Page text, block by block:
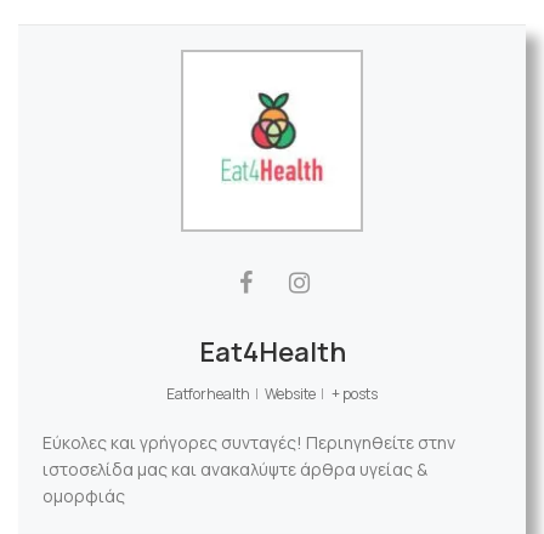
Eat4Health
Eatforhealth | Website | + posts
Εύκολες και γρήγορες συνταγές! Περιηγηθείτε στην
ιστοσελίδα μας και ανακαλύψτε άρθρα υγείας &
ομορφιάς